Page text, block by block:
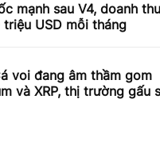
mạnh sau V4, doanh thu
USD mỗi tháng
voi đang âm thầm gom
và XRP, thị trường gấu